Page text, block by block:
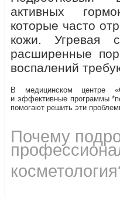
активных
которые часто
кожи. Угревая
расширенные
воспалений
В медицинском центре
и эффективные программы
помогают решить эти
Почему